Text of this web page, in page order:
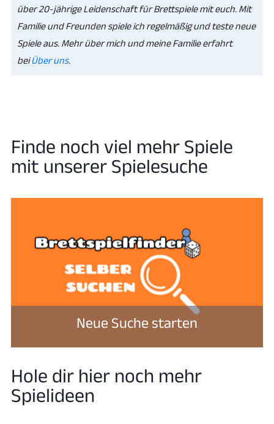
über 20-jährige Leidenschaft für Brettspiele mit euch. Mit
Familie und Freunden spiele ich regelmäßig und teste neue
Spiele aus. Mehr über mich und meine Familie erfahrt
beiÜber uns.
Finde noch viel mehr Spiele
mit unserer Spielesuche
Neue Suche starten
Hole dir hier noch mehr
Spielideen